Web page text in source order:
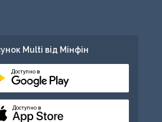
Multi від Мінфін
Доступно в
Доступно в